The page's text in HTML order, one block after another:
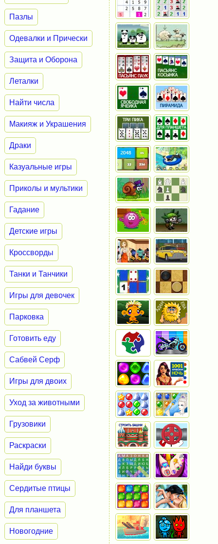
Пазлы
Одевалки и Прически
Защита и Оборона
Леталки
Найти числа
Макияж и Украшения
Драки
Казуальные игры
Приколы и мультики
Гадание
Детские игры
Кроссворды
Танки и Танчики
Игры для девочек
Парковка
Готовить еду
Сабвей Серф
Игры для двоих
Уход за животными
Грузовики
Раскраски
Найди буквы
Сердитые птицы
Для планшета
Новогодние